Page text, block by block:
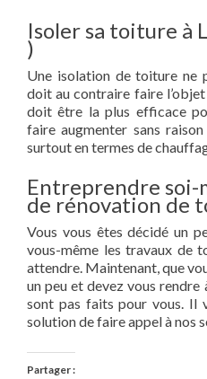
Isoler sa toiture à
)
Une isolation de toiture ne
doit au contraire faire
doit être la plus efficace
faire augmenter sans
surtout en termes de
Entreprendre soi-
de rénovation de
Vous vous êtes décidé un
vous-même les travaux de
attendre. Maintenant, que
un peu et devez vous rendre
sont pas faits pour vous. Il
solution de faire appel à nos
Partager :